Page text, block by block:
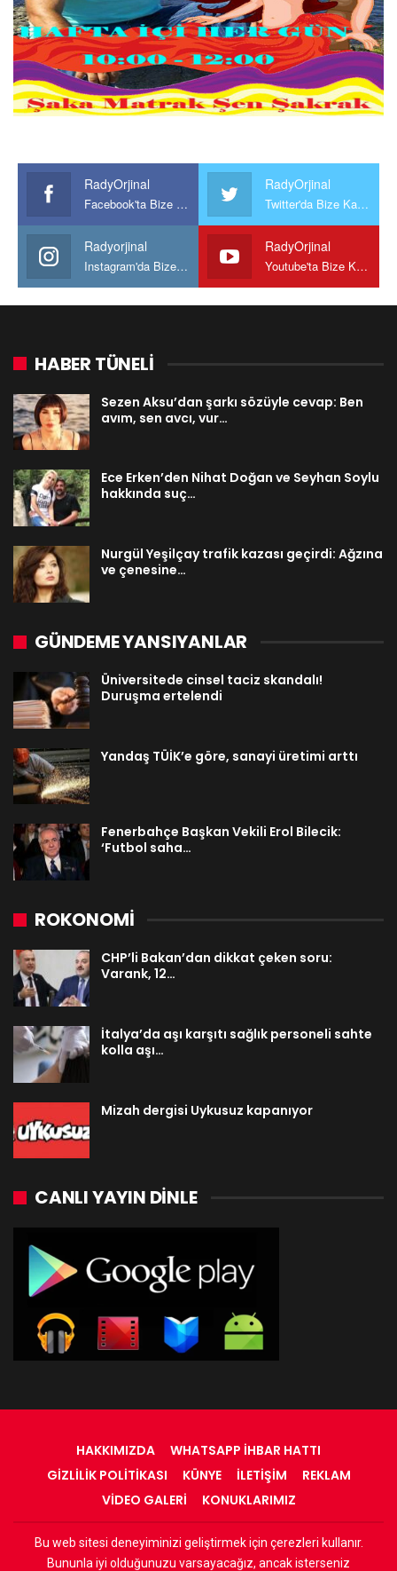
RadyOrjinal
Facebook'ta Bize Katılın
RadyOrjinal
Twitter'da Bize Katılın
Radyorjinal
Instagram'da Bize katılın
RadyOrjinal
Youtube'ta Bize Katılın
HABER TÜNELİ
Sezen Aksu’dan şarkı sözüyle cevap: Ben
avım, sen avcı, vur…
Ece Erken’den Nihat Doğan ve Seyhan Soylu
hakkında suç…
Nurgül Yeşilçay trafik kazası geçirdi: Ağzına
ve çenesine…
GÜNDEME YANSIYANLAR
Üniversitede cinsel taciz skandalı!
Duruşma ertelendi
Yandaş TÜİK’e göre, sanayi üretimi arttı
Fenerbahçe Başkan Vekili Erol Bilecik:
‘Futbol saha…
ROKONOMİ
CHP’li Bakan’dan dikkat çeken soru:
Varank, 12…
İtalya’da aşı karşıtı sağlık personeli sahte
kolla aşı…
Mizah dergisi Uykusuz kapanıyor
CANLI YAYIN DINLE
HAKKIMIZDA
WHATSAPP İHBAR HATTI
GIZLILIK POLITIKASI
KÜNYE İLETIŞIM
REKLAM
VIDEO GALERI
KONUKLARIMIZ
© 2022 - RadyOrinal - Tüm Hakları Saklıdır
Bu web sitesi deneyiminizi geliştirmek için çerezleri kullanır.
Bununla iyi olduğunuzu varsayacağız, ancak isterseniz